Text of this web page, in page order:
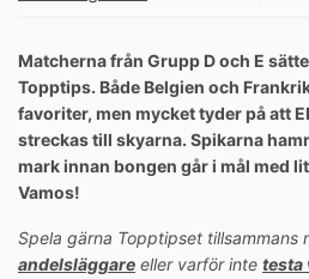
Matcherna från Grupp D och E
Topptips. Både Belgien och
favoriter, men mycket tyder på att
streckas till skyarna. Spikarna
mark innan bongen går i mål med
Vamos!
Spela gärna Topptipset tillsammans
andelsläggare eller varför inte testa